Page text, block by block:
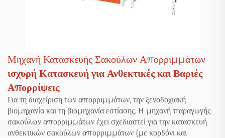
Μηχανή Κατασκευής Σακούλων Απορριμμάτων
ισχυρή Κατασκευή για Ανθεκτικές και Βαριές
Απορρίψεις
Για τη διαχείριση των απορριμμάτων, την ξενοδοχιακή
βιομηχανία και τη βιομηχανία εστίασης. Η μηχανή παραγωγής
σακούλων απορριμμάτων έχει σχεδιαστεί για την κατασκευή
ανθεκτικών σακούλων απορριμμάτων (με κορδόνι και